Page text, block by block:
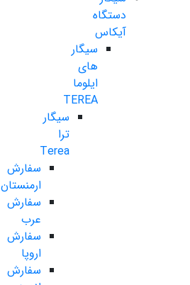
دستگاه
آیکاس
سیگار
های
ایلوما
TEREA
سیگار
ترا
Terea
سفارش
ارمنستان
سفارش
عرب
سفارش
اروپا
سفارش